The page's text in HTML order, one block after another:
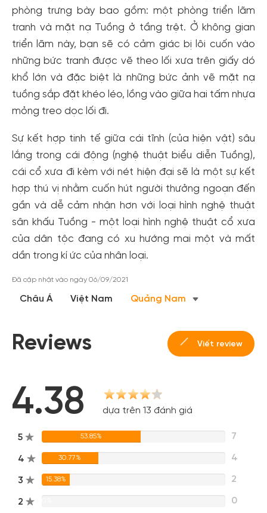
phòng trưng bày bao gồm: một phòng triển lãm
tranh và mặt nạ Tuồng ở tầng trệt. Ở không gian
triển lãm này, bạn sẽ có cảm giác bị lôi cuốn vào
những bức tranh được vẽ theo lối xưa trên giấy dó
khổ lớn và đặc biệt là những bức ảnh vẽ mặt nạ
tuồng sắp đặt khéo léo, lồng vào giữa hai tấm nhựa
mỏng treo dọc lối đi.
Sự kết hợp tinh tế giữa cái tĩnh (của hiện vật) sâu
lắng trong cái động (nghệ thuật biểu diễn Tuồng),
cái cổ xưa đi kèm với nét hiện đại sẽ là một sự kết
hợp thú vị nhằm cuốn hút người thưởng ngoạn đến
gần và dễ cảm nhận hơn với loại hình nghệ thuật
sân khấu Tuồng - một loại hình nghệ thuật cổ xưa
của dân tộc đang có xu hướng mai một và mất
dần trong kí ức của nhân loại.
Đã cập nhật vào ngày 06/09/2021
Châu Á Việt Nam Quảng Nam
Reviews Viết review
4.38 dựa trên 13 đánh giá
5 53.85% 7
4 30.77% 4
3 15.38% 2
2 0